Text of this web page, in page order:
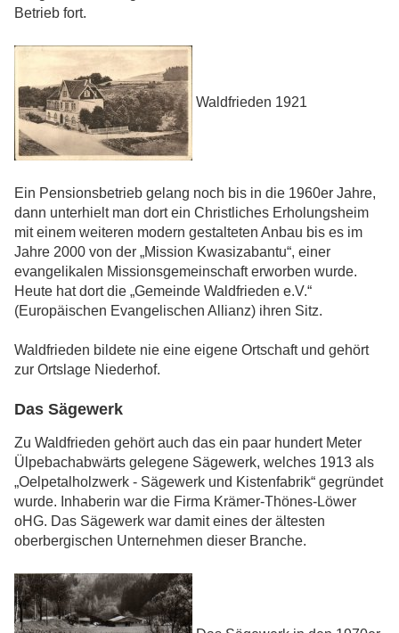
Betrieb fort.
Waldfrieden 1921
Ein Pensionsbetrieb gelang noch bis in die 1960er Jahre,
dann unterhielt man dort ein Christliches Erholungsheim
mit einem weiteren modern gestalteten Anbau bis es im
Jahre 2000 von der „Mission Kwasizabantu“, einer
evangelikalen Missionsgemeinschaft erworben wurde.
Heute hat dort die „Gemeinde Waldfrieden e.V.“
(Europäischen Evangelischen Allianz) ihren Sitz.
Waldfrieden bildete nie eine eigene Ortschaft und gehört
zur Ortslage Niederhof.
Das Sägewerk
Zu Waldfrieden gehört auch das ein paar hundert Meter
Ülpebachabwärts gelegene Sägewerk, welches 1913 als
„Oelpetalholzwerk - Sägewerk und Kistenfabrik“ gegründet
wurde. Inhaberin war die Firma Krämer-Thönes-Löwer
oHG. Das Sägewerk war damit eines der ältesten
oberbergischen Unternehmen dieser Branche.